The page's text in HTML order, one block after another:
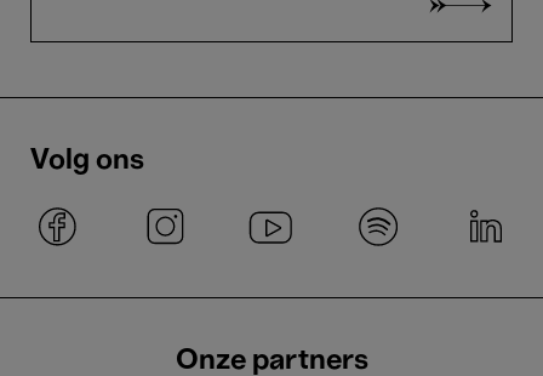
Volg ons
Onze partners